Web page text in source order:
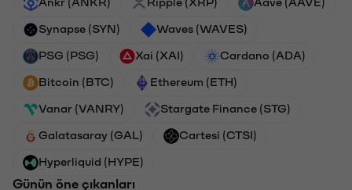
Synapse (SYN) Waves (WAVES)
PSG (PSG) Xai (XAI) Cardano (ADA)
Bitcoin (BTC) Ethereum (ETH)
Vanar (VANRY) Stargate Finance (STG)
Galatasaray (GAL) Cartesi (CTSI)
Hyperliquid (HYPE)
Günün öne çıkanları